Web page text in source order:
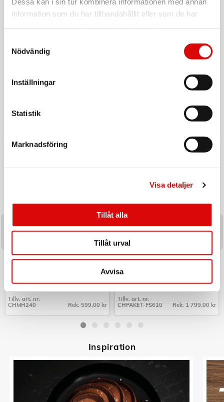
information som du har tillhandahållit eller som de har
Nödvändig
Inställningar
Statistik
Marknadsföring
Visa detaljer
Tillåt alla
Tillåt urval
Avvisa
Ladda upp inför hösten med ett handplockat sortiment av
produkter utvalda för säsongens efterfrågan och
CHAMPION
Mobilhållare Bil QI
Art nr:
CHMH240
Tillv. art. nr:
CHMH240
Rek: 599,00 kr
CHAMPION
Paket Frukostserie Creme White
Series
Art nr:
CHPAKET-FS610
Tillv. art. nr:
CHPAKET-FS610
Rek: 1 799,00 kr
Inspiration